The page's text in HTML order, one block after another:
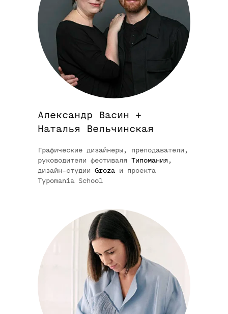
Александр Васин +
Наталья Вельчинская
Графические дизайнеры, преподаватели,
руководители фестиваля Типомания ,
дизайн-студии Grozaи проекта
Typomania School
Открыт набор в весеннюю группу.